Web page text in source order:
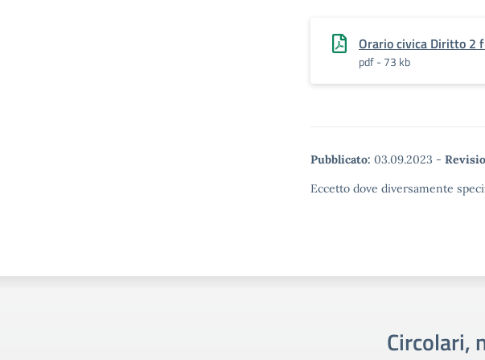
Orario civica Diritto 2
pdf - 73 kb
Pubblicato: 03.09.2023 -
Eccetto dove diversamente
Circolari,